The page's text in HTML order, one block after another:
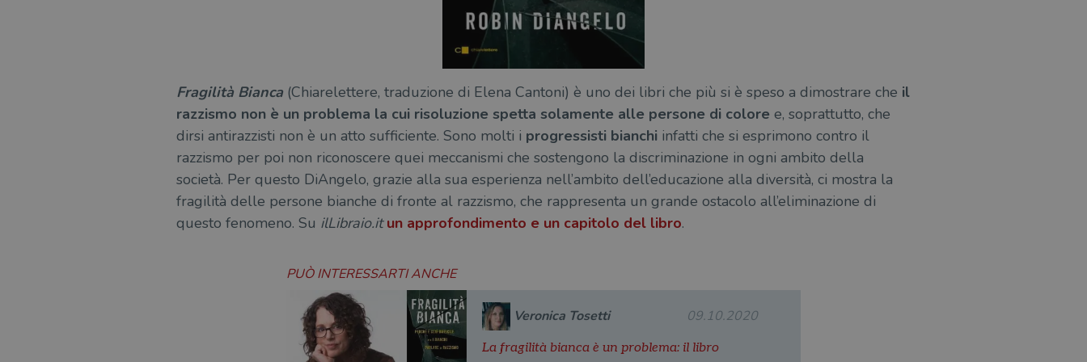
Fragilità Bianca(Chiarelettere, traduzione di Elena Cantoni) è uno dei libri che più si è speso a dimostrare che il
razzismo non è un problema la cui risoluzione spetta solamente alle persone di colore e, soprattutto, che
dirsi antirazzisti non è un atto sufficiente. Sono molti i progressisti bianchiinfatti che si esprimono contro il
razzismo per poi non riconoscere quei meccanismi che sostengono la discriminazione in ogni ambito della
società. Per questo DiAngelo, grazie alla sua esperienza nell’ambito dell’educazione alla diversità, ci mostra la
fragilità delle persone bianche di fronte al razzismo, che rappresenta un grande ostacolo all’eliminazione di
questo fenomeno. Su ilLibraio.itun approfondimento e un capitolo del libro.
PUÒ INTERESSARTI ANCHE
Veronica Tosetti 09.10.2020
La fragilità bianca è un problema: il libro